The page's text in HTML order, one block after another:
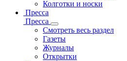
Колготки и носки
Пресса
Пресса
Смотреть весь раздел
Газеты
Журналы
Открытки